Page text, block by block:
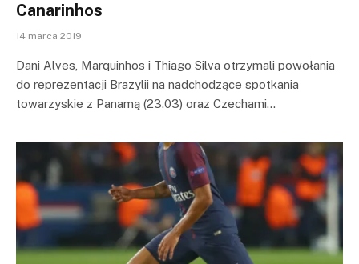
Canarinhos
14 marca 2019
Dani Alves, Marquinhos i Thiago Silva otrzymali powołania
do reprezentacji Brazylii na nadchodzące spotkania
towarzyskie z Panamą (23.03) oraz Czechami…